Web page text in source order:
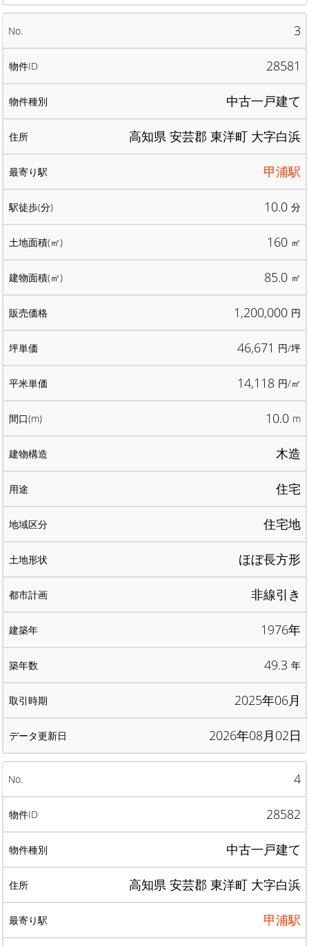
3
28581
中古一戸建て
高知県 安芸郡 東洋町 大字白浜
甲浦駅
10.0 分
160 ㎡
85.0 ㎡
1,200,000 円
46,671 円/坪
14,118 円/㎡
10.0 m
木造
住宅
住宅地
ほぼ長方形
非線引き
1976年
49.3 年
2025年06月
2026年08月02日
4
28582
中古一戸建て
高知県 安芸郡 東洋町 大字白浜
甲浦駅